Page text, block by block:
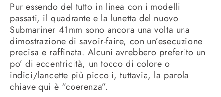
Pur essendo del tutto in linea con i modelli
passati, il quadrante e la lunetta del nuovo
Submariner 41mm sono ancora una volta una
dimostrazione di savoir-faire, con un’esecuzione
precisa e raffinata. Alcuni avrebbero preferito un
po’ di eccentricità, un tocco di colore o
indici/lancette più piccoli, tuttavia, la parola
chiave qui è “coerenza”.